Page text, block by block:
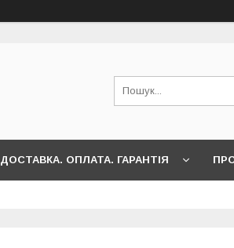
ДОСТАВКА. ОПЛАТА. ГАРАНТІЯ